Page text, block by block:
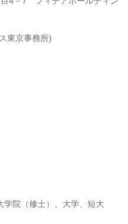
東京事務所)
学院（修士）、大学、短大